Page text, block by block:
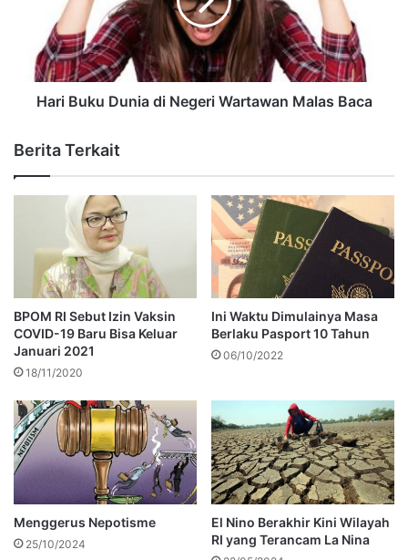
Hari Buku Dunia di Negeri Wartawan Malas Baca
Berita Terkait
BPOM RI Sebut Izin Vaksin
COVID-19 Baru Bisa Keluar
Januari 2021
18/11/2020
Ini Waktu Dimulainya Masa
Berlaku Pasport 10 Tahun
06/10/2022
Menggerus Nepotisme
25/10/2024
El Nino Berakhir Kini Wilayah
RI yang Terancam La Nina